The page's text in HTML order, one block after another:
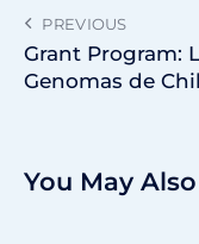
PREVIOUS
Grant Program:
Genomas de
You May